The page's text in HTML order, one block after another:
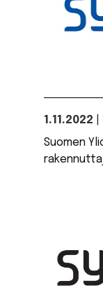
1.11.2022
Suomen